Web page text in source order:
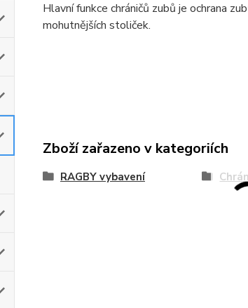
Hlavní funkce chráničů zubů je ochrana
mohutnějších stoliček.
Zboží zařazeno v kategoriích
RAGBY vybavení